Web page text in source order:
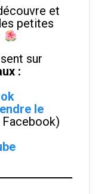
et
petites
sur
:
le